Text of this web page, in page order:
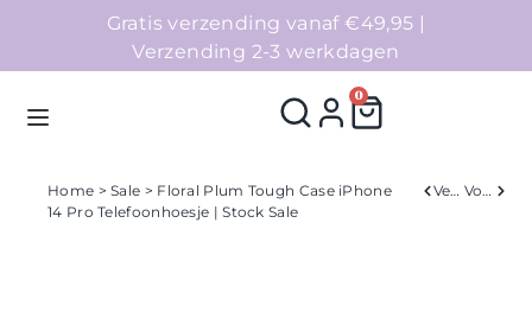
Gratis verzending vanaf €49,95 |
Verzending 2-3 werkdagen
0
Home >Sale > Floral Plum Tough Case iPhone
14 Pro Telefoonhoesje | Stock Sale
Verleden Volgend